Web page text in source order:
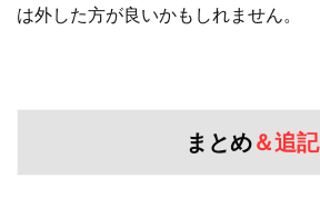
は外した方が良いかもしれません。
まとめ＆追記